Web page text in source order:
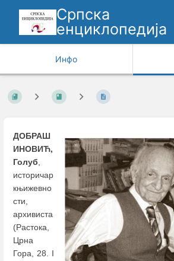
Српска
енциклопедија
Инфо
ДОБРАШ
ИНОВИЋ,
Голуб,
историчар
књижевно
сти,
архивиста
(Растока,
Црна
Гора, 28. I